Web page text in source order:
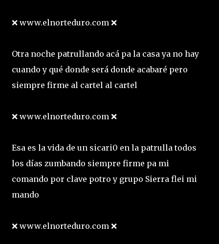
❌ www.elnorteduro.com ❌
Otra noche patrullando acá pa la casa ya no hay
cuando y qué donde será donde acabaré pero
siempre firme al cartel al cartel
❌ www.elnorteduro.com ❌
Esa es la vida de un sicari0 en la patrulla todos
los días zumbando siempre firme pa mi
comando por clave potro y grupo Sierra flei mi
mando
❌ www.elnorteduro.com ❌